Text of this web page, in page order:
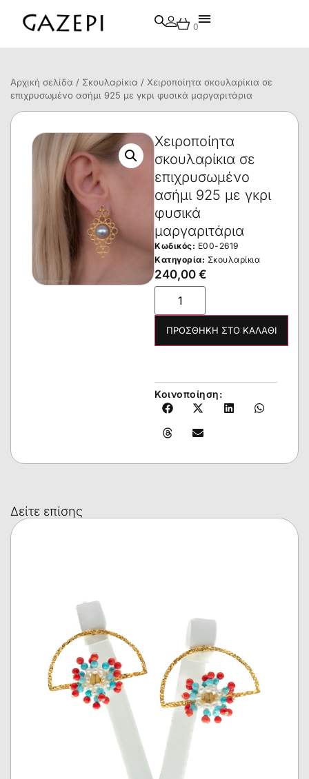
0
Αρχική σελίδα / Σκουλαρίκια / Χειροποίητα σκουλαρίκια σε
επιχρυσωμένο ασήμι 925 με γκρι φυσικά μαργαριτάρια
Χειροποίητα
σκουλαρίκια σε
επιχρυσωμένο
ασήμι 925 με γκρι
φυσικά
μαργαριτάρια
Κωδικός: E00-2619
Κατηγορία: Σκουλαρίκια
240,00 €
ΠΡΟΣΘΉΚΗ ΣΤΟ ΚΑΛΆΘΙ
Κοινοποίηση:
Δείτε επίσης